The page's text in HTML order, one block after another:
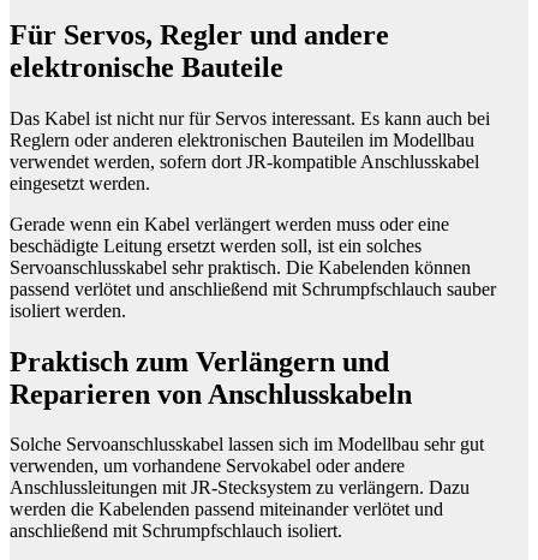
Für Servos, Regler und andere
elektronische Bauteile
Das Kabel ist nicht nur für Servos interessant. Es kann auch bei
Reglern oder anderen elektronischen Bauteilen im Modellbau
verwendet werden, sofern dort JR-kompatible Anschlusskabel
eingesetzt werden.
Gerade wenn ein Kabel verlängert werden muss oder eine
beschädigte Leitung ersetzt werden soll, ist ein solches
Servoanschlusskabel sehr praktisch. Die Kabelenden können
passend verlötet und anschließend mit Schrumpfschlauch sauber
isoliert werden.
Praktisch zum Verlängern und
Reparieren von Anschlusskabeln
Solche Servoanschlusskabel lassen sich im Modellbau sehr gut
verwenden, um vorhandene Servokabel oder andere
Anschlussleitungen mit JR-Stecksystem zu verlängern. Dazu
werden die Kabelenden passend miteinander verlötet und
anschließend mit Schrumpfschlauch isoliert.